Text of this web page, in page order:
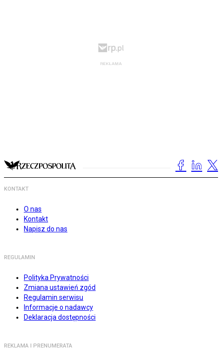
KONTAKT
O nas
Kontakt
Napisz do nas
REGULAMIN
Polityka Prywatności
Zmiana ustawień zgód
Regulamin serwisu
Informacje o nadawcy
Deklaracja dostępności
REKLAMA I PRENUMERATA